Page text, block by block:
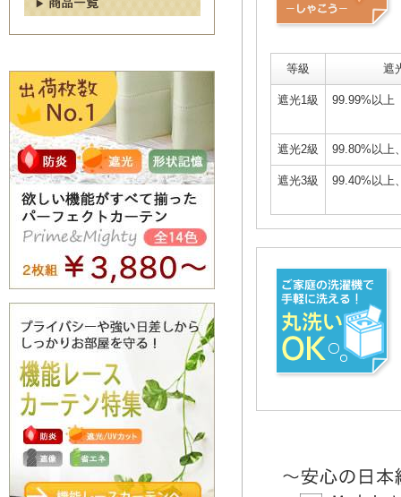
等級 遮
遮光1級 99.99%以上
遮光2級 99.80%以上
遮光3級 99.40%以上